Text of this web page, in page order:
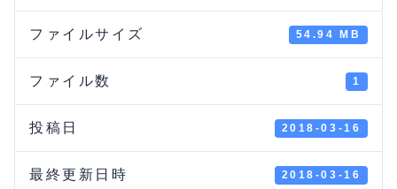
ファイルサイズ 54.94 MB
ファイル数 1
投稿日 2018-03-16
最終更新日時 2018-03-16